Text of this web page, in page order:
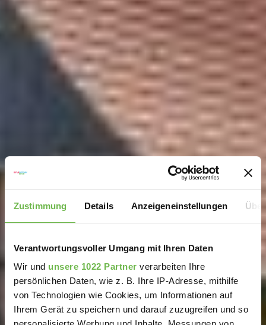
Zustimmung Details Anzeigeneinstellungen
Verantwortungsvoller Umgang mit Ihren Daten
Wir und unsere 1022 Partner verarbeiten Ihre
persönlichen Daten, wie z. B. Ihre IP-Adresse, mithilfe
von Technologien wie Cookies, um Informationen auf
Ihrem Gerät zu speichern und darauf zuzugreifen und so